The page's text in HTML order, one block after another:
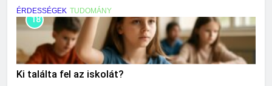
ÉRDESSÉGEK TUDOMÁNY
18
Ki találta fel az iskolát?